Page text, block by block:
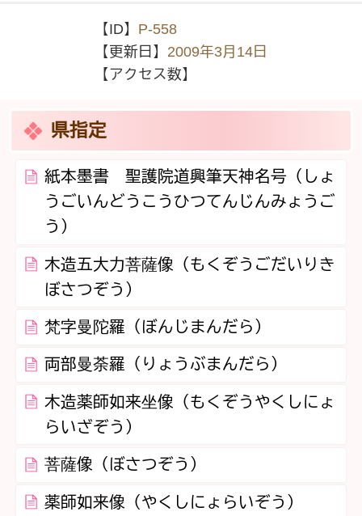
【ID】 P-558
【更新日】 2009年3月14日
【アクセス数】
県指定
紙本墨書 聖護院道興筆天神名号（しょ
うごいんどうこうひつてんじんみょうご
う）
木造五大力菩薩像（もくぞうごだいりき
ぼさつぞう）
梵字曼陀羅（ぼんじまんだら）
両部曼荼羅（りょうぶまんだら）
木造薬師如来坐像（もくぞうやくしにょ
らいざぞう）
菩薩像（ぼさつぞう）
薬師如来像（やくしにょらいぞう）